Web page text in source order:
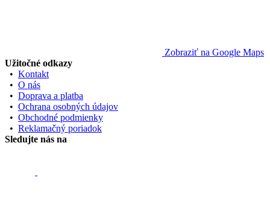
Zobraziť na Google Maps
Užitočné odkazy
• Kontakt
• O nás
• Doprava a platba
• Ochrana osobných údajov
• Obchodné podmienky
• Reklamačný poriadok
Sledujte nás na